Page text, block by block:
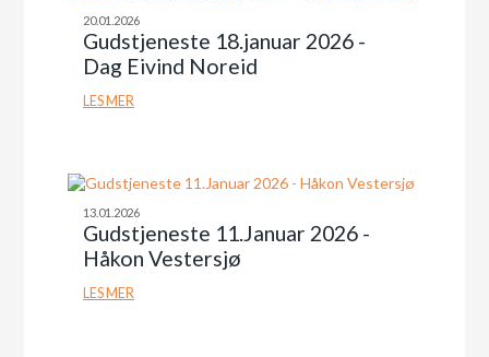
20.01.2026
Gudstjeneste 18.januar 2026 -
Dag Eivind Noreid
LES MER
13.01.2026
Gudstjeneste 11.Januar 2026 -
Håkon Vestersjø
LES MER